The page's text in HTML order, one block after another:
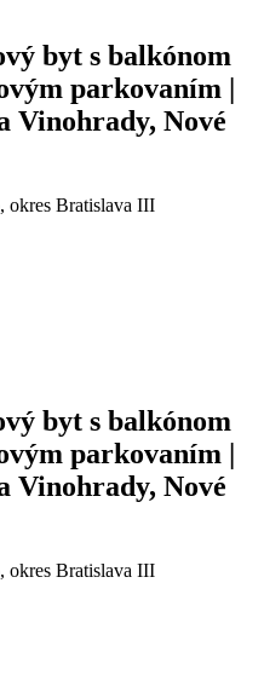
byt s balkónom
parkovaním |
Vinohrady, Nové
okres Bratislava III
byt s balkónom
parkovaním |
Vinohrady, Nové
okres Bratislava III